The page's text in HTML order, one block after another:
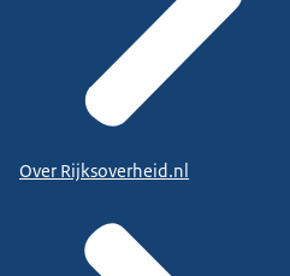
Over Rijksoverheid.nl